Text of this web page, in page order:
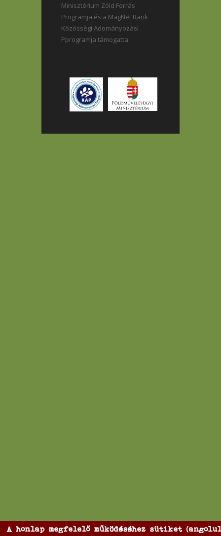
Minisztérium Zöld Forrás
Programja és a MagNet Bank
Közösségi Adományozási
Pprogramja támogatta
A honlap megfelelő működéséhez sütiket